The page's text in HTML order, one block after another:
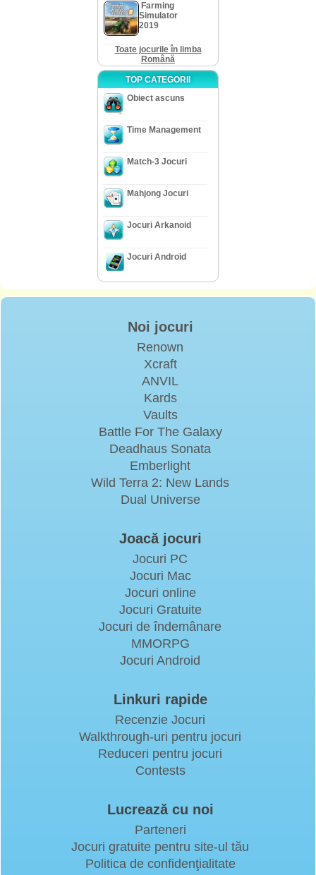
Farming
Simulator
2019
Toate jocurile în limba
Română
TOP CATEGORII
Obiect ascuns
Time Management
Match-3 Jocuri
Mahjong Jocuri
Jocuri Arkanoid
Jocuri Android
Noi jocuri
Renown
Xcraft
ANVIL
Kards
Vaults
Battle For The Galaxy
Deadhaus Sonata
Emberlight
Wild Terra 2: New Lands
Dual Universe
Joacă jocuri
Jocuri PC
Jocuri Mac
Jocuri online
Jocuri Gratuite
Jocuri de îndemânare
MMORPG
Jocuri Android
Linkuri rapide
Recenzie Jocuri
Walkthrough-uri pentru jocuri
Reduceri pentru jocuri
Contests
Lucrează cu noi
Parteneri
Jocuri gratuite pentru site-ul tău
Politica de confidenţialitate